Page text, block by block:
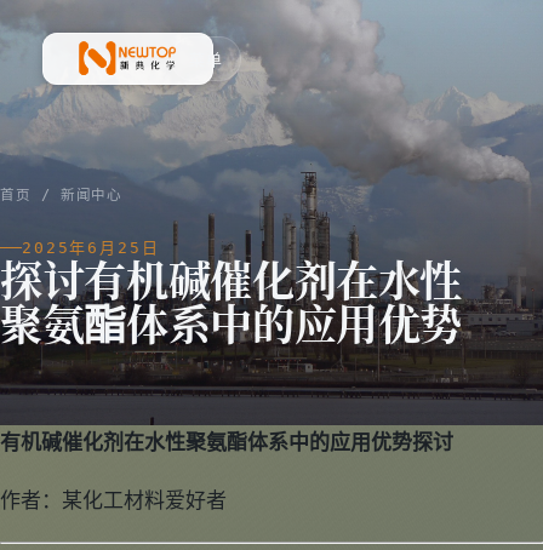
新典化学材料(上海)有限公司
菜单
首页 / 新闻中心
2025年6月25日
探讨有机碱催化剂在水性
聚氨酯体系中的应用优势
有机碱催化剂在水性聚氨酯体系中的应用优势探讨
作者：某化工材料爱好者